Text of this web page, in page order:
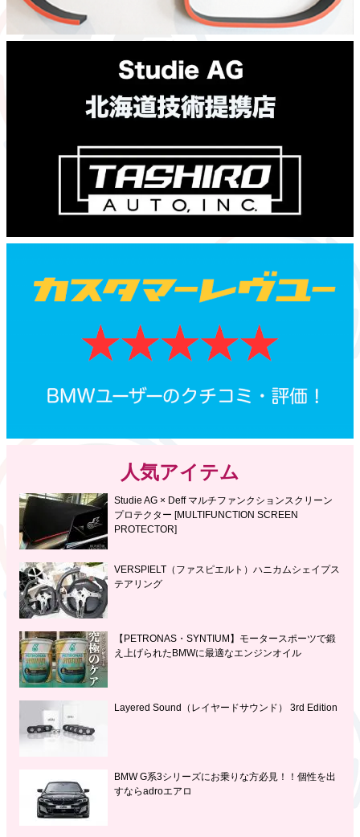
人気アイテム
Studie AG × Deff マルチファンクションスクリーン
プロテクター [MULTIFUNCTION SCREEN
PROTECTOR]
VERSPIELT（ファスピエルト）ハニカムシェイプス
テアリング
【PETRONAS・SYNTIUM】モータースポーツで鍛
え上げられたBMWに最適なエンジンオイル
Layered Sound（レイヤードサウンド） 3rd Edition
BMW G系3シリーズにお乗りな方必見！！個性を出
すならadroエアロ